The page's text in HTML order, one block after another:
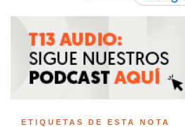
ETIQUETAS DE ESTA NOTA